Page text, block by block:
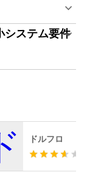
システム要件
ドルフロ